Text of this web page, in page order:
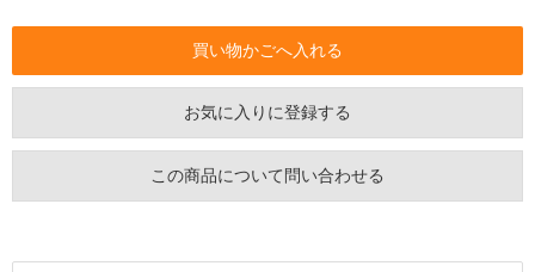
お気に入りに登録する
この商品について問い合わせる